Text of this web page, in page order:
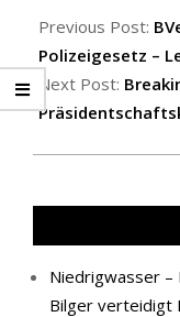
07-
08
Previous Post:
Polizeigesetz –
Next Post:
Niedrigwasser –
Bilger verteidigt